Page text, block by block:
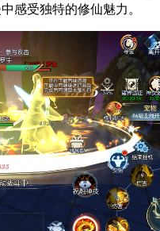
感受独特的修仙魅力。